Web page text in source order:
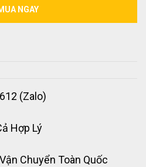
NGAY
(Zalo)
Hợp Lý
Chuyển Toàn Quốc